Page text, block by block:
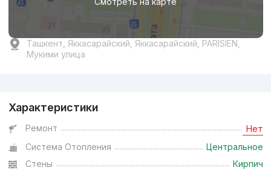
Ташкент, Яккасарайский, Яккасарайский, PARISIEN,
Мукими улица
Характеристики
Ремонт Нет
Система Отопления
Центральное
Стены
Кирпич